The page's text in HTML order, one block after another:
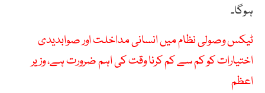
ہوگا۔
ٹیکس وصولی نظام میں انسانی مداخلت اور صوابدیدی
اختیارات کو کم سے کم کرنا وقت کی اہم ضرورت ہے، وزیر
اعظم